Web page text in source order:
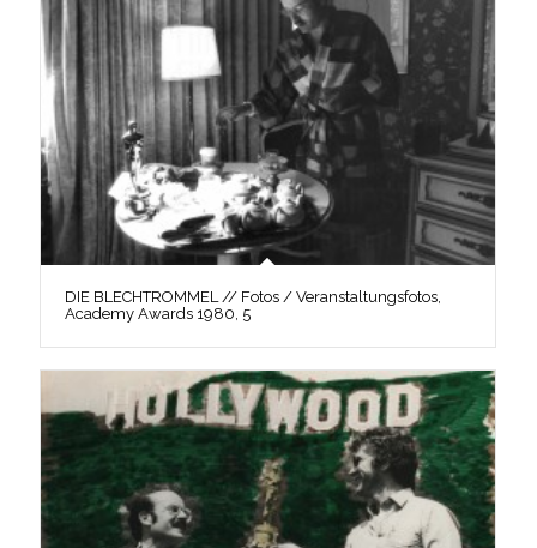
DIE BLECHTROMMEL // Fotos / Veranstaltungsfotos,
Academy Awards 1980, 5